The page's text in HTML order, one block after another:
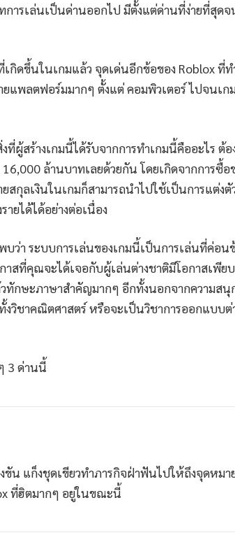
การเล่นเป็นด่านออกไป มีตั้งแต่ด่านที่ง่ายที่สุดจ
กิดขึ้นในเกมแล้ว จุดเด่นอีกข้อของ Roblox ที่
แพลตฟอร์มมากๆ ตั้งแต่ คอมพิวเตอร์ ไปจนเก
ผู้สร้างเกมนี้ได้รับจากการทำเกมนี้คืออะไร ต้อ
ล้านบาทเลยด้วยกัน โดยเกิดจากการซื้อ
สกุลเงินในเกมก็สามารถนำไปใช้เป็นการแต่งตั
ยได้ได้อย่างต่อเนื่อง
บว่า ระบบการเล่นของเกมนี้เป็นการเล่นที่ค่อน
าสที่คุณจะได้เจอกับผู้เล่นต่างชาติมีโอกาสเพียบ
กษะภาษาสำคัญมากๆ อีกทั้งนอกจากความสนุ
งวิชาคณิตศาสตร์ หรือจะเป็นวิชาการออกแบบต่
3 ด่านนี้
แก็งชุดเขียวทำภารกิจฝ่าฟันไปให้ถึงจุดหมา
ที่ฮิตมากๆ อยู่ในขณะนี้